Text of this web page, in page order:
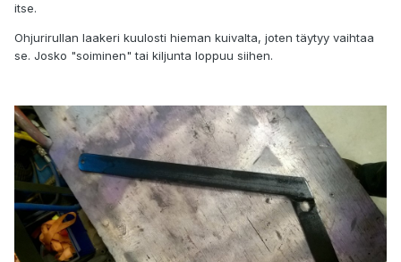
itse.
Ohjurirullan laakeri kuulosti hieman kuivalta, joten täytyy vaihtaa
se. Josko "soiminen" tai kiljunta loppuu siihen.